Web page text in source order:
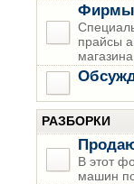
Фирмы
прайсы
магазина.
РАЗБОРКИ
В этот
машин